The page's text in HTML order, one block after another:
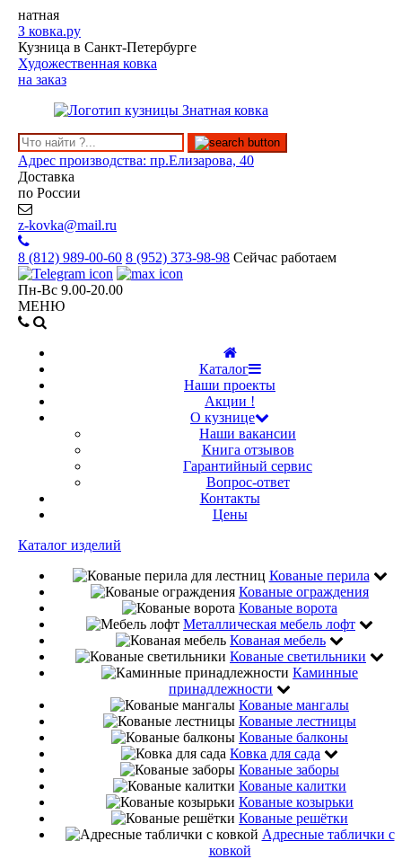
натная
З ковка.ру
Кузница в Санкт-Петербурге
Художественная ковка
на заказ
Адрес производства: пр.Елизарова, 40
Доставка
по России
z-kovka@mail.ru
8 (812) 989-00-60 8 (952) 373-98-98 Сейчас работаем
Пн-Вс 9.00-20.00
МЕНЮ
Каталог
Наши проекты
Акции !
О кузнице
Наши вакансии
Книга отзывов
Гарантийный сервис
Вопрос-ответ
Контакты
Цены
Каталог изделий
Кованые перила
Кованые ограждения
Кованые ворота
Металлическая мебель лофт
Кованая мебель
Кованые светильники
Каминные
принадлежности
Кованые мангалы
Кованые лестницы
Кованые балконы
Ковка для сада
Кованые заборы
Кованые калитки
Кованые козырьки
Кованые решётки
Адресные таблички с
ковкой